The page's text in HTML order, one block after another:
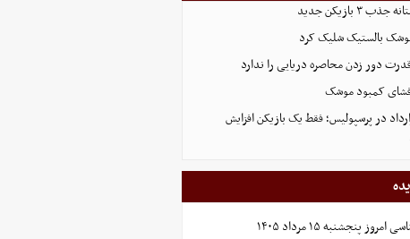
بازیکن جدید
بالستیک شلیک کرد
دور زدن محاصره دریایی را ندارد
کمبود موشک
در پرسپولیس؛ فقط یک بازیکن افزایش
پنجشنبه ۱۵ مرداد ۱۴۰۵